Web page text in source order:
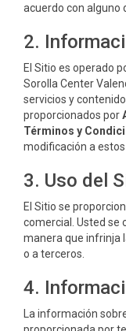
acuerdo con alguno
2.
El Sitio es operado
Sorolla Center
servicios y
proporcionados por
Términos y
modificación a
3. Uso del
El Sitio se
comercial. Usted se
manera que infrinja
o a terceros.
4.
La información